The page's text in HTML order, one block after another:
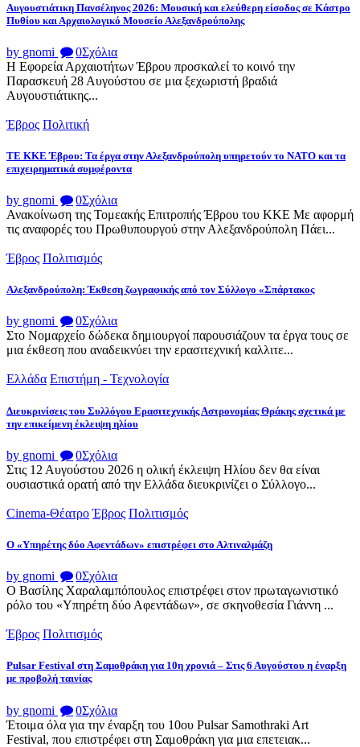
Αυγουστιάτικη Πανσέληνος 2026: Μουσική και ελεύθερη είσοδος σε Κάστρο
Πυθίου και Αρχαιολογικό Μουσείο Αλεξανδρούπολης
by gnomi 0Σχόλια
Η Εφορεία Αρχαιοτήτων Έβρου προσκαλεί το κοινό την
Παρασκευή 28 Αυγούστου σε μια ξεχωριστή βραδιά
Αυγουστιάτικης...
Έβρος Πολιτική
ΤΕ ΚΚΕ Έβρου: Τα έργα στην Αλεξανδρούπολη υπηρετούν το ΝΑΤΟ και τα
επιχειρηματικά συμφέροντα
by gnomi 0Σχόλια
Ανακοίνωση της Τομεακής Επιτροπής Έβρου του ΚΚΕ Με αφορμή
τις αναφορές του Πρωθυπουργού στην Αλεξανδρούπολη Πάει...
Έβρος Πολιτισμός
Αλεξανδρούπολη: Έκθεση ζωγραφικής από τον Σύλλογο «Σπάρτακος
by gnomi 0Σχόλια
Στο Νομαρχείο δώδεκα δημιουργοί παρουσιάζουν τα έργα τους σε
μια έκθεση που αναδεικνύει την ερασιτεχνική καλλιτε...
Ελλάδα Επιστήμη - Τεχνολογία
Διευκρινίσεις του Συλλόγου Ερασιτεχνικής Αστρονομίας Θράκης σχετικά με
την επικείμενη έκλειψη ηλίου
by gnomi 0Σχόλια
Στις 12 Αυγούστου 2026 η ολική έκλειψη Ηλίου δεν θα είναι
ουσιαστικά ορατή από την Ελλάδα διευκρινίζει ο Σύλλογο...
Cinema-Θέατρο Έβρος Πολιτισμός
Ο «Υπηρέτης δύο Αφεντάδων» επιστρέφει στο Αλτιναλμάζη
by gnomi 0Σχόλια
Ο Βασίλης Χαραλαμπόπουλος επιστρέφει στον πρωταγωνιστικό
ρόλο του «Υπηρέτη δύο Αφεντάδων», σε σκηνοθεσία Γιάννη ...
Έβρος Πολιτισμός
Pulsar Festival στη Σαμοθράκη για 10η χρονιά – Στις 6 Αυγούστου η έναρξη
με προβολή ταινίας
by gnomi 0Σχόλια
Έτοιμα όλα για την έναρξη του 10ου Pulsar Samothraki Art
Festival, που επιστρέφει στη Σαμοθράκη για μια επετειακ...